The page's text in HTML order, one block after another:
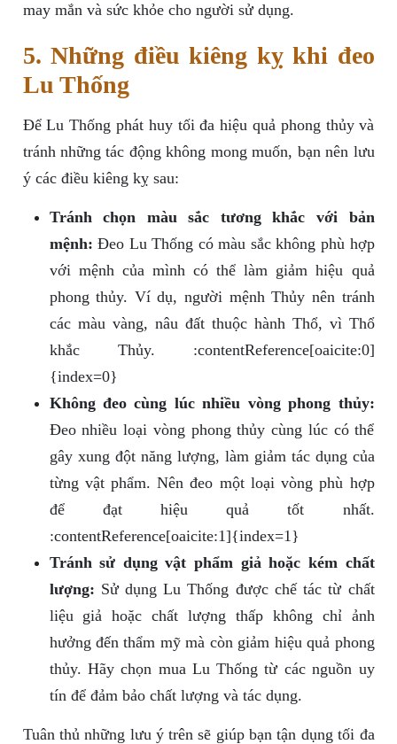
may mắn và sức khỏe cho người sử dụng.
5. Những điều kiêng kỵ khi đeo
Lu Thống
Để Lu Thống phát huy tối đa hiệu quả phong thủy và
tránh những tác động không mong muốn, bạn nên lưu
ý các điều kiêng kỵ sau:
Tránh chọn màu sắc tương khắc với bản
mệnh: Đeo Lu Thống có màu sắc không phù hợp
với mệnh của mình có thể làm giảm hiệu quả
phong thủy. Ví dụ, người mệnh Thủy nên tránh
các màu vàng, nâu đất thuộc hành Thổ, vì Thổ
khắc Thủy. :contentReference[oaicite:0]
{index=0}
Không đeo cùng lúc nhiều vòng phong thủy:
Đeo nhiều loại vòng phong thủy cùng lúc có thể
gây xung đột năng lượng, làm giảm tác dụng của
từng vật phẩm. Nên đeo một loại vòng phù hợp
để đạt hiệu quả tốt nhất.
:contentReference[oaicite:1]{index=1}
Tránh sử dụng vật phẩm giả hoặc kém chất
lượng: Sử dụng Lu Thống được chế tác từ chất
liệu giả hoặc chất lượng thấp không chỉ ảnh
hưởng đến thẩm mỹ mà còn giảm hiệu quả phong
thủy. Hãy chọn mua Lu Thống từ các nguồn uy
tín để đảm bảo chất lượng và tác dụng.
Tuân thủ những lưu ý trên sẽ giúp bạn tận dụng tối đa